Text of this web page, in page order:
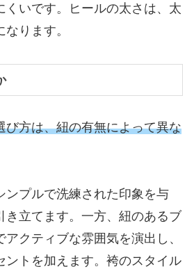
くいです。ヒールの太さは、太
ります。
び方は、紐の有無によって異な
ンプルで洗練された印象を与
き立てます。一方、紐のあるブ
クティブな雰囲気を演出し、
ントを加えます。袴のスタイル